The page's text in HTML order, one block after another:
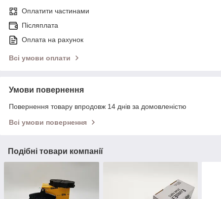
Оплатити частинами
Післяплата
Оплата на рахунок
Всі умови оплати
Умови повернення
Повернення товару впродовж 14 днів за домовленістю
Всі умови повернення
Подібні товари компанії